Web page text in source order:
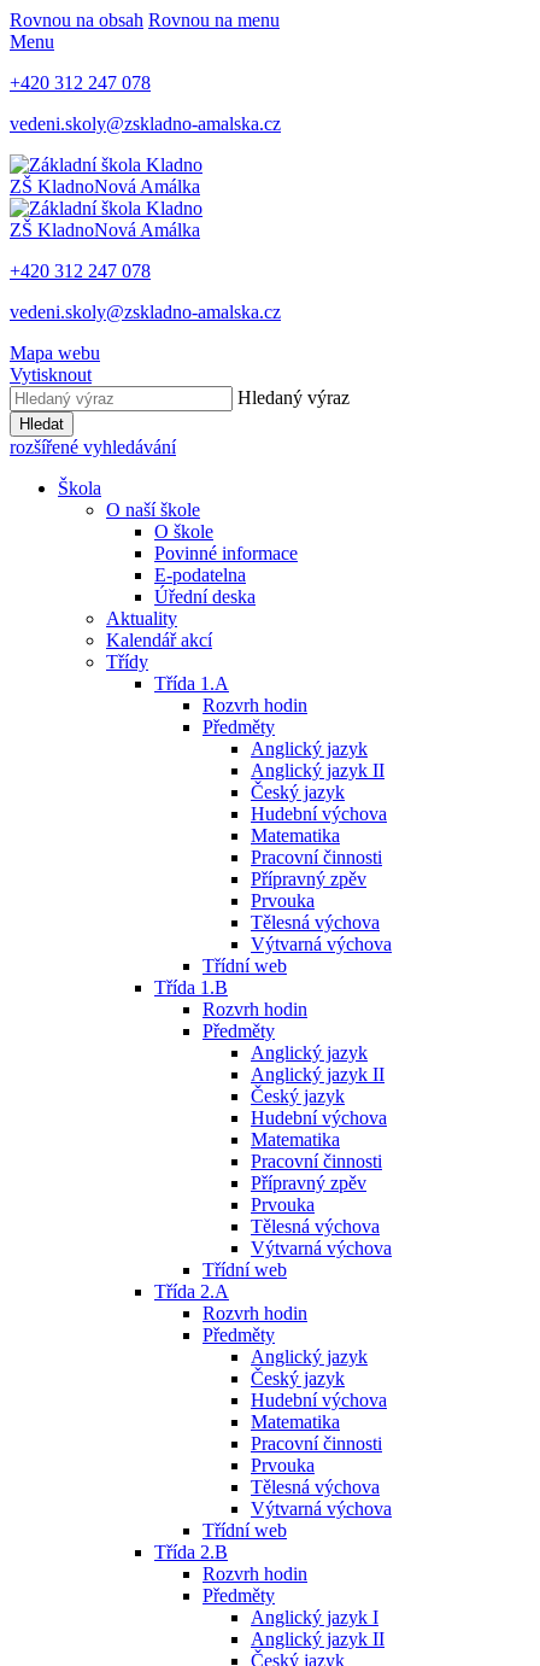
Rovnou na obsah Rovnou na menu
Menu
+420 312 247 078
vedeni.skoly@zskladno-amalska.cz
ZŠ KladnoNová Amálka
ZŠ KladnoNová Amálka
+420 312 247 078
vedeni.skoly@zskladno-amalska.cz
Mapa webu
Vytisknout
Hledaný výraz
Hledat
rozšířené vyhledávání
Škola
O naší škole
O škole
Povinné informace
E-podatelna
Úřední deska
Aktuality
Kalendář akcí
Třídy
Třída 1.A
Rozvrh hodin
Předměty
Anglický jazyk
Anglický jazyk II
Český jazyk
Hudební výchova
Matematika
Pracovní činnosti
Přípravný zpěv
Prvouka
Tělesná výchova
Výtvarná výchova
Třídní web
Třída 1.B
Rozvrh hodin
Předměty
Anglický jazyk
Anglický jazyk II
Český jazyk
Hudební výchova
Matematika
Pracovní činnosti
Přípravný zpěv
Prvouka
Tělesná výchova
Výtvarná výchova
Třídní web
Třída 2.A
Rozvrh hodin
Předměty
Anglický jazyk
Český jazyk
Hudební výchova
Matematika
Pracovní činnosti
Prvouka
Tělesná výchova
Výtvarná výchova
Třídní web
Třída 2.B
Rozvrh hodin
Předměty
Anglický jazyk I
Anglický jazyk II
Český jazyk